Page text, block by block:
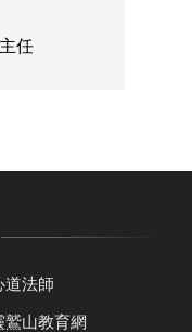
任
道法師
鷲山教育網